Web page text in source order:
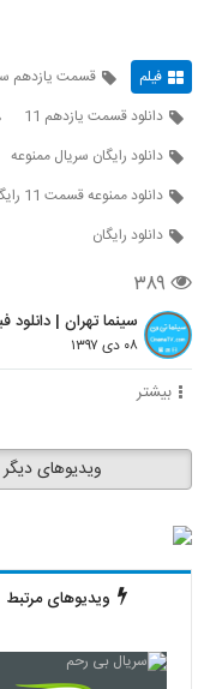
فیلم قسمت يازدهم
دانلود قسمت يازدهم 11
دانلود رایگان سریال ممنوعه
دانلود ممنوعه قسمت 11 رایگان
دانلود رایگان
۳۸۹
سینما تهران | دانلود
۰۸ دی ۱۳۹۷
بیشتر
ویدیوهای دیگر
ویدیوهای مرتبط